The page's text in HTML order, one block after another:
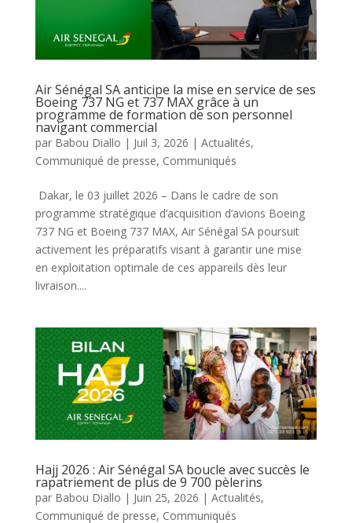
Air Sénégal SA anticipe la mise en service de ses
Boeing 737 NG et 737 MAX grâce à un
programme de formation de son personnel
navigant commercial
par Babou Diallo | Juil 3, 2026 | Actualités,
Communiqué de presse, Communiqués
Dakar, le 03 juillet 2026 – Dans le cadre de son
programme stratégique d’acquisition d’avions Boeing
737 NG et Boeing 737 MAX, Air Sénégal SA poursuit
activement les préparatifs visant à garantir une mise
en exploitation optimale de ces appareils dès leur
livraison....
Hajj 2026 : Air Sénégal SA boucle avec succès le
rapatriement de plus de 9 700 pèlerins
par Babou Diallo | Juin 25, 2026 | Actualités,
Communiqué de presse, Communiqués